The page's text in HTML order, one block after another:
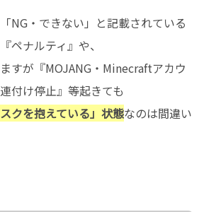
NG・できない」と記載されている
ペナルティ』や、
すが『MOJANG・Minecraftアカウ
付け停止』等起きても
スクを抱えている」状態なのは間違い